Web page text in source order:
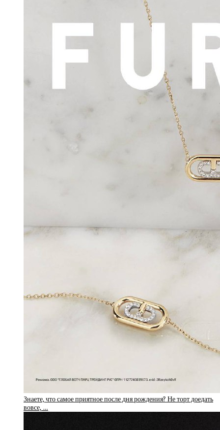
Знаете, что самое приятное после дня рождения? Не торт доедать
вовсе, …